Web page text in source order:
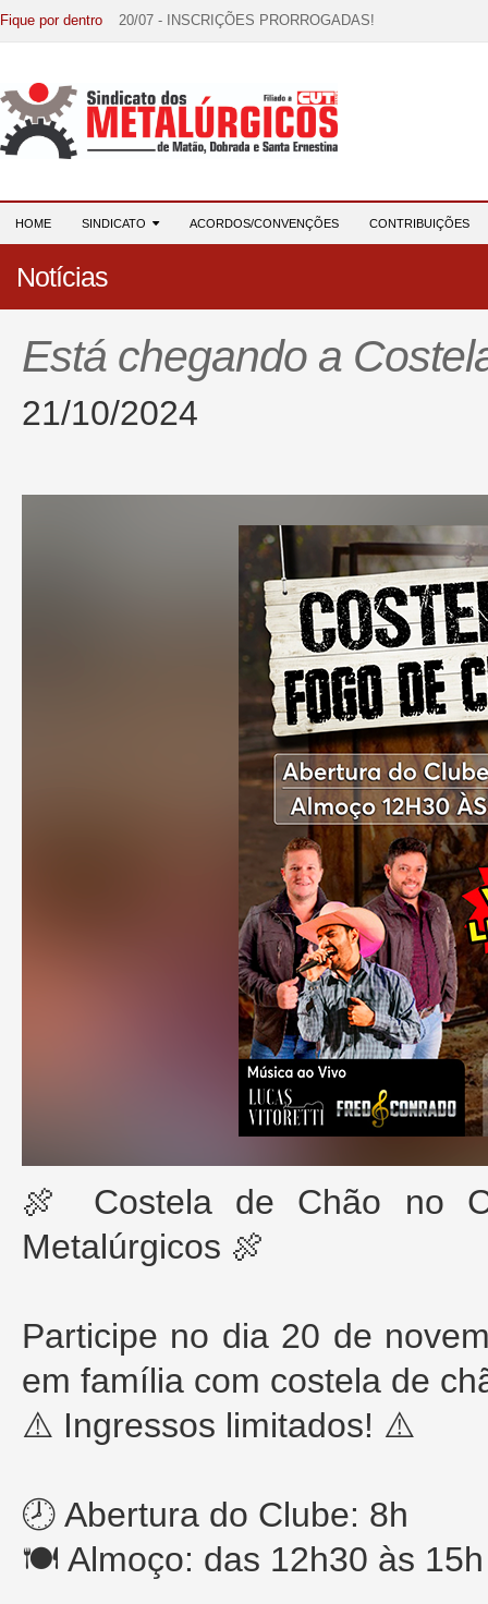
Fique por dentro 20/07 - INSCRIÇÕES PRORROGADAS!
07/07 - Increva-se! Link na descrição!
03/08 - DATA-BASE 2026: HORA DE UNIÃO E
HOME SINDICATO ACORDOS/CONVENÇÕES CONTRIBUIÇÕES
Notícias
Está chegando a
21/10/2024
🍖 Costela de Chão no
Metalúrgicos 🍖
Participe no dia 20 de
em família com costela de
⚠️ Ingressos limitados! ⚠️
🕗 Abertura do Clube: 8h
🍽️ Almoço: das 12h30 às 15h